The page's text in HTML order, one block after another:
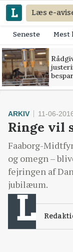
Læs e-
Seneste Mest
ARKIV 11-06-
Ringe vil
Faaborg-
og omegn –
fejringen af
jubilæum.